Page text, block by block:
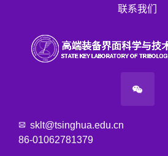
联系我们
sklt@tsinghua.edu.cn
86-01062781379